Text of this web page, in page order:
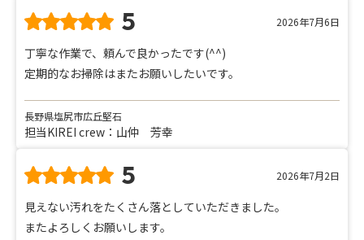
5 2026年7月6日
丁寧な作業で、頼んで良かったです(^^)
定期的なお掃除はまたお願いしたいです。
長野県塩尻市広丘堅石
担当KIREI crew：山仲 芳幸
5 2026年7月2日
見えない汚れをたくさん落としていただきました。
またよろしくお願いします。